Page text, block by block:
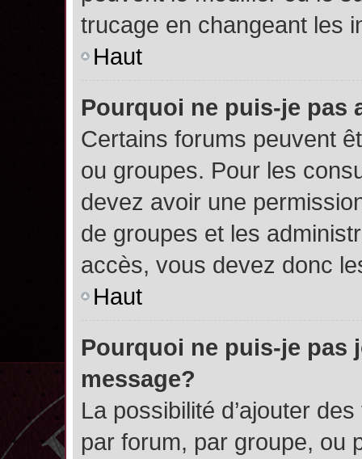
trucage en changeant les
Haut
Pourquoi ne puis-je pas
Certains forums peuvent
ou groupes. Pour les
devez avoir une
de groupes et les
accès, vous devez donc
Haut
Pourquoi ne puis-je pas
message?
La possibilité d’ajouter
par forum, par groupe, ou